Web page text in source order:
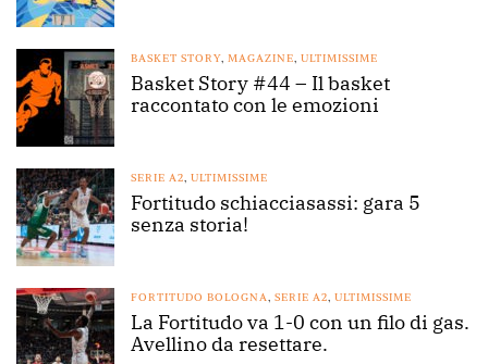
BASKET STORY, MAGAZINE, ULTIMISSIME
Basket Story #44 – Il basket
raccontato con le emozioni
SERIE A2, ULTIMISSIME
Fortitudo schiacciasassi: gara 5
senza storia!
FORTITUDO BOLOGNA, SERIE A2, ULTIMISSIME
La Fortitudo va 1-0 con un filo di gas.
Avellino da resettare.